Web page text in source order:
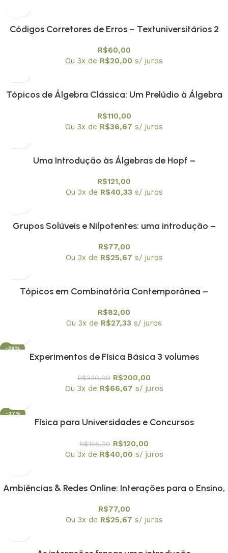
Códigos Corretores de Erros – Textuniversitários 2
R$60,00
Ou 3x de R$20,00 s/ juros
Tópicos de Álgebra Clássica: Um Prelúdio à Álgebra
R$110,00
Ou 3x de R$36,67 s/ juros
Uma Introdução às Álgebras de Hopf –
R$121,00
Ou 3x de R$40,33 s/ juros
Grupos Solúveis e Nilpotentes: uma introdução –
R$77,00
Ou 3x de R$25,67 s/ juros
Tópicos em Combinatória Contemporânea –
R$82,00
Ou 3x de R$27,33 s/ juros
-39%
Experimentos de Física Básica 3 volumes
R$330,00 R$200,00
Ou 3x de R$66,67 s/ juros
-27%
Física para Universidades e Concursos
R$165,00 R$120,00
Ou 3x de R$40,00 s/ juros
Ambiências & Redes Online: Interações para o Ensino,
R$77,00
Ou 3x de R$25,67 s/ juros